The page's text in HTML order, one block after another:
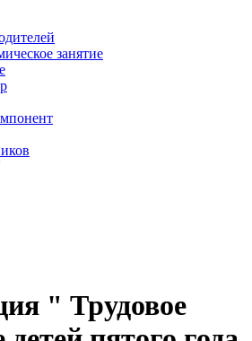
занятие
" Трудовое